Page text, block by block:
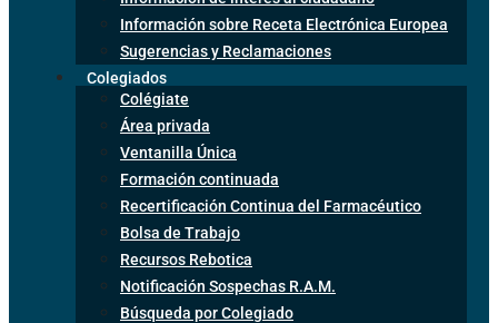
Información sobre Receta Electrónica Europea
Sugerencias y Reclamaciones
Colegiados
Colégiate
Área privada
Ventanilla Única
Formación continuada
Recertificación Continua del Farmacéutico
Bolsa de Trabajo
Recursos Rebotica
Notificación Sospechas R.A.M.
Búsqueda por Colegiado